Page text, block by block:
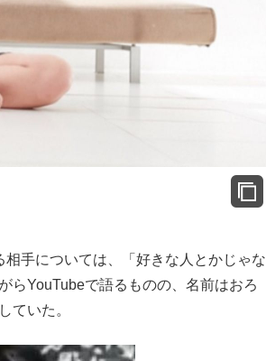
手については、「好きな人とかじゃな
らYouTubeで語るものの、名前はおろ
ていた。